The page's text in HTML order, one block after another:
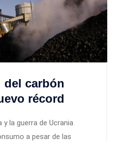
del carbón
récord
y la guerra de Ucrania
a pesar de las